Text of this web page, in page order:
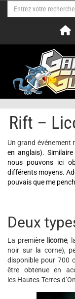
Rift –
Un grand événement
en anglais).
nous pouvons ici
différents moyens.
pouvais que me
Deux
La premièrelicorne,
noir sur la corne),
disponible pour 700
être obtenue en
les Hautes-Terres